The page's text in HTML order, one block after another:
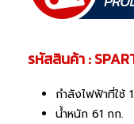
รหัสสินค้า :
กำลังไฟฟ้าที่ใช้
น้ำหนัก 61 กก.